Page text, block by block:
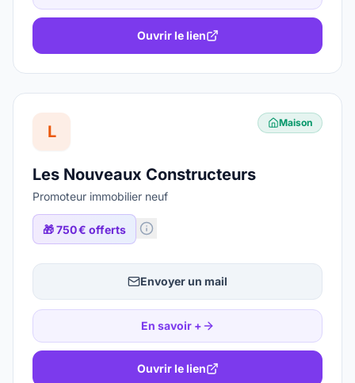
Ouvrir le lien
L Maison
Les Nouveaux Constructeurs
Promoteur immobilier neuf
🎁750 € offerts
Envoyer un mail
En savoir +
Ouvrir le lien